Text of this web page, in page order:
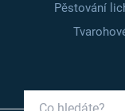
Pěstování